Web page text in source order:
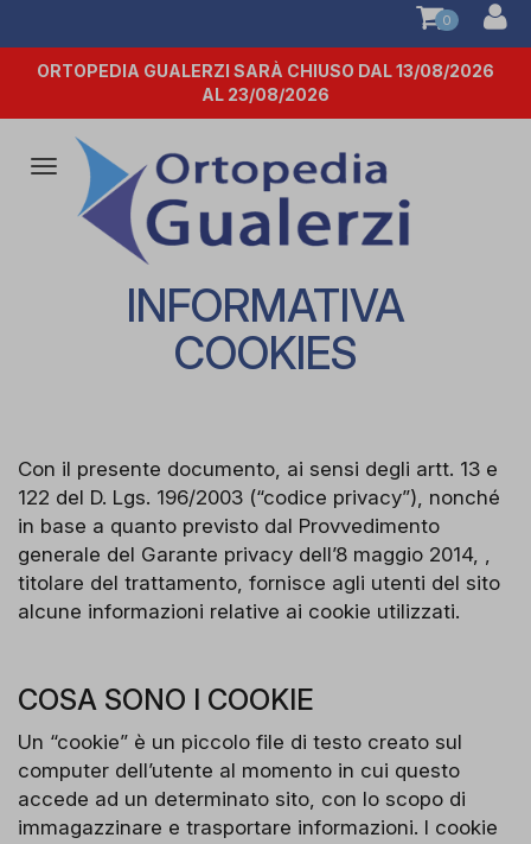
0
ORTOPEDIA GUALERZI SARÀ CHIUSO DAL 13/08/2026
AL 23/08/2026
Attiva/disattiva
navigazione
INFORMATIVA
COOKIES
Con il presente documento, ai sensi degli artt. 13 e
122 del D. Lgs. 196/2003 (“codice privacy”), nonché
in base a quanto previsto dal Provvedimento
generale del Garante privacy dell’8 maggio 2014, ,
titolare del trattamento, fornisce agli utenti del sito
alcune informazioni relative ai cookie utilizzati.
COSA SONO I COOKIE
Un “cookie” è un piccolo file di testo creato sul
computer dell’utente al momento in cui questo
accede ad un determinato sito, con lo scopo di
immagazzinare e trasportare informazioni. I cookie